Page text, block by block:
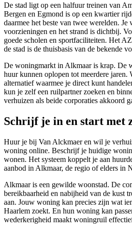
De stad ligt op een halfuur treinen van
Bergen en Egmond is op een kwartier
daarmee het beste van twee werelden. Je
voorzieningen en het strand is dichtbij.
goede scholen en sportfaciliteiten. Het
de stad is de thuisbasis van de bekende
De woningmarkt in Alkmaar is krap. De
huur kunnen oplopen tot meerdere jaren.
alternatief waarmee je direct kunt
kun je zelf een ruilpartner zoeken en
verhuizen als beide corporaties akkoord
Schrijf je in en start met
Huur je bij Van Alckmaer en wil je
woning online. Beschrijf je huidige
wonen. Het systeem koppelt je aan
aanbod in Alkmaar, de regio of elders in
Alkmaar is een gewilde woonstad. De
bereikbaarheid en nabijheid van de kust
aan. Jouw woning kan precies zijn wat
Haarlem zoekt. En hun woning kan
wederkerigheid maakt woningruil